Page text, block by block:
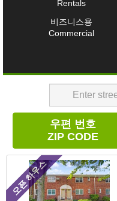
Rentals
비즈니스용
Commercial
우편 번호
ZIP CODE
오픈 하우스